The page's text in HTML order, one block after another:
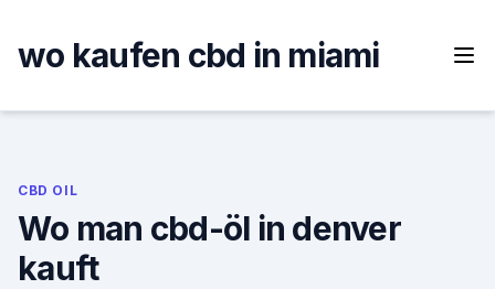
content
wo kaufen cbd in miami
CBD OIL
Wo man cbd-öl in denver
kauft